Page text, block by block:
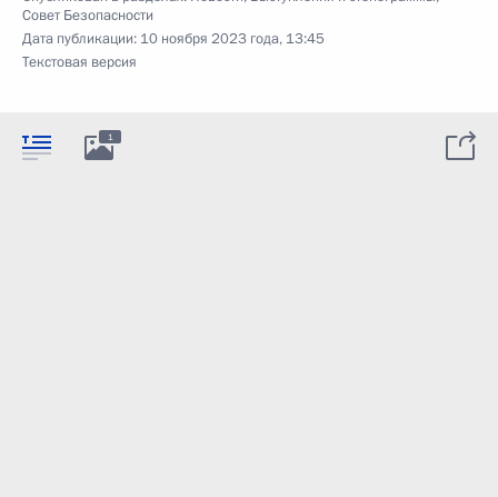
Совет Безопасности
Дата публикации: 10 ноября 2023 года, 13:45
Текстовая версия
1